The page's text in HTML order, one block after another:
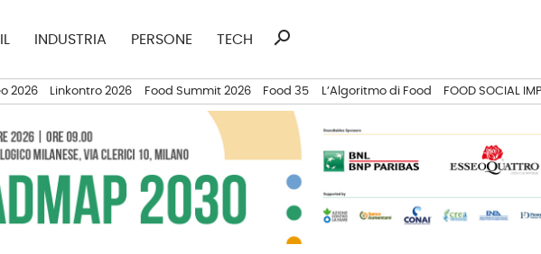
INDUSTRIA PERSONE TECH
Ricerca
search
2026 Linkontro 2026 Food Summit 2026 Food 35 L’Algoritmo di Food FOOD SOCIAL